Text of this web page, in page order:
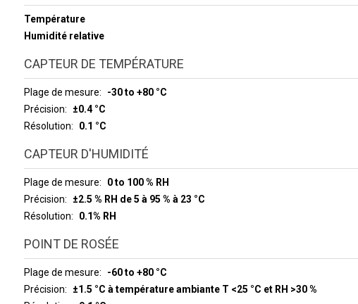
Température
Humidité relative
CAPTEUR DE TEMPÉRATURE
Plage de mesure
-30 to +80 °C
Précision
±0.4 °C
Résolution
0.1 °C
CAPTEUR D'HUMIDITÉ
Plage de mesure
0 to 100 % RH
Précision
±2.5 % RH de 5 à 95 % à 23 °C
Résolution
0.1% RH
POINT DE ROSÉE
Plage de mesure
-60 to +80 °C
Précision
±1.5 °C à température ambiante T <25 °C et RH >30 %